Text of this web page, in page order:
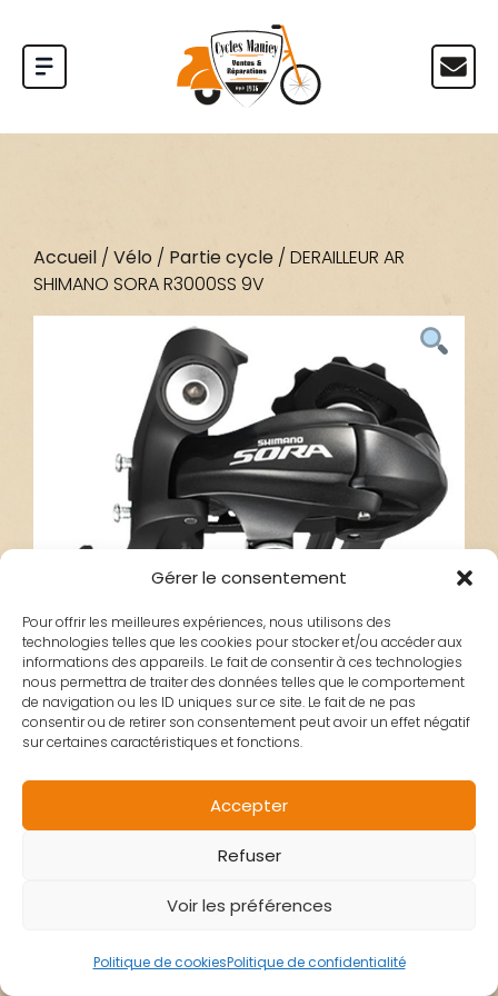
Gérer le consentement
Pour offrir les meilleures expériences, nous utilisons des
technologies telles que les cookies pour stocker et/ou accéder aux
informations des appareils. Le fait de consentir à ces technologies
nous permettra de traiter des données telles que le comportement
de navigation ou les ID uniques sur ce site. Le fait de ne pas
consentir ou de retirer son consentement peut avoir un effet négatif
sur certaines caractéristiques et fonctions.
Accepter
Refuser
Voir les préférences
Politique de cookiesPolitique de confidentialité
Accueil / Vélo / Partie cycle / DERAILLEUR AR
SHIMANO SORA R3000SS 9V
DERAILLEUR AR
SHIMANO SORA
R3000SS 9V